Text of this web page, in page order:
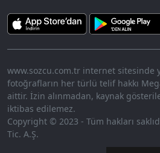
Aç
www.sozcu.com.tr internet sitesinde
fotoğrafların her türlü telif hakkı
aittir. İzin alınmadan, kaynak
iktibas edilemez.
Copyright © 2023 - Tüm hakları
Tic. A.Ş.